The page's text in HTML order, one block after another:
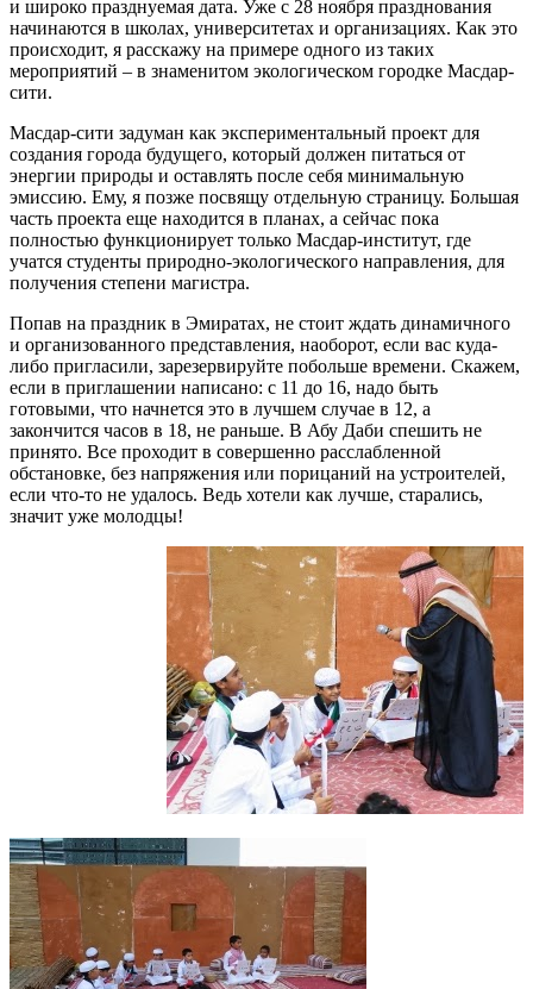
и широко празднуемая дата. Уже с 28 ноября празднования
начинаются в школах, университетах и организациях. Как это
происходит, я расскажу на примере одного из таких
мероприятий – в знаменитом экологическом городке Масдар-
сити.
Масдар-сити задуман как экспериментальный проект для
создания города будущего, который должен питаться от
энергии природы и оставлять после себя минимальную
эмиссию. Ему, я позже посвящу отдельную страницу. Большая
часть проекта еще находится в планах, а сейчас пока
полностью функционирует только Масдар-институт, где
учатся студенты природно-экологического направления, для
получения степени магистра.
Попав на праздник в Эмиратах, не стоит ждать динамичного
и организованного представления, наоборот, если вас куда-
либо пригласили, зарезервируйте побольше времени. Скажем,
если в приглашении написано: с 11 до 16, надо быть
готовыми, что начнется это в лучшем случае в 12, а
закончится часов в 18, не раньше. В Абу Даби спешить не
принято. Все проходит в совершенно расслабленной
обстановке, без напряжения или порицаний на устроителей,
если что-то не удалось. Ведь хотели как лучше, старались,
значит уже молодцы!